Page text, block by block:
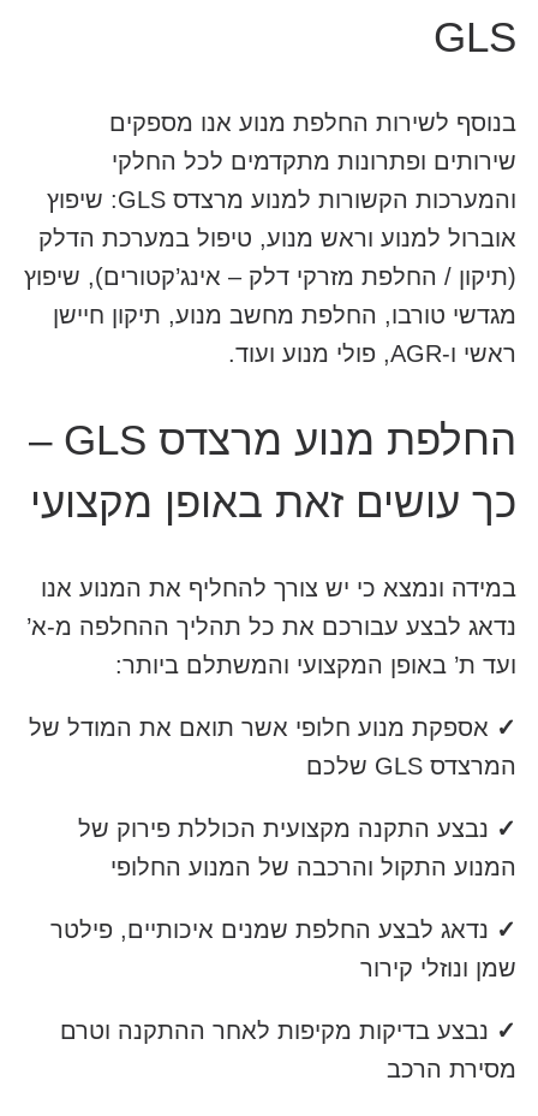
GLS
בנוסף לשירות החלפת מנוע אנו מספקים
שירותים ופתרונות מתקדמים לכל החלקי
והמערכות הקשורות למנוע מרצדס GLS: שיפוץ
אוברול למנוע וראש מנוע, טיפול במערכת הדלק
(תיקון / החלפת מזרקי דלק – אינג’קטורים), שיפוץ
מגדשי טורבו, החלפת מחשב מנוע, תיקון חיישן
ראשי ו-AGR, פולי מנוע ועוד.
החלפת מנוע מרצדס GLS –
כך עושים זאת באופן מקצועי
במידה ונמצא כי יש צורך להחליף את המנוע אנו
נדאג לבצע עבורכם את כל תהליך ההחלפה מ-א’
ועד ת’ באופן המקצועי והמשתלם ביותר:
✓ אספקת מנוע חלופי אשר תואם את המודל של
המרצדס GLS שלכם
✓ נבצע התקנה מקצועית הכוללת פירוק של
המנוע התקול והרכבה של המנוע החלופי
✓ נדאג לבצע החלפת שמנים איכותיים, פילטר
שמן ונוזלי קירור
✓ נבצע בדיקות מקיפות לאחר ההתקנה וטרם
מסירת הרכב